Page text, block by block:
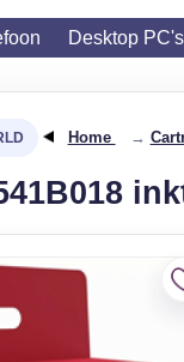
Desktop PC's
Home →